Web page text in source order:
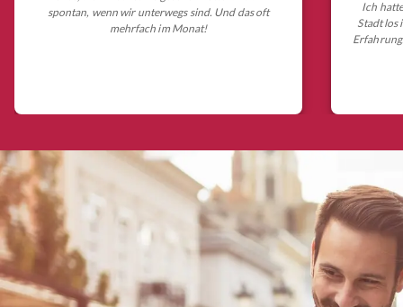
spontan, wenn wir unterwegs sind. Und das oft
mehrfach im Monat!
Ich
Stadt los